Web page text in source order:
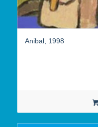
Anibal, 1998